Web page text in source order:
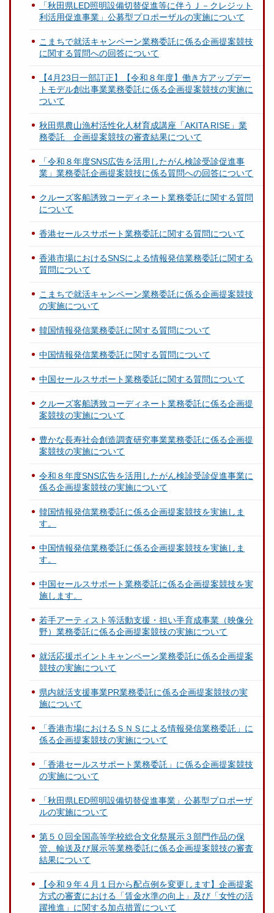
「秋田県LED照明設備切替促進等に伴うＪ－クレジット
利活用促進事業」公募型プロポーザルの実施について
こまちで就活キャンペーン業務委託に係る企画提案競技
に関する質問への回答について
【4月23日一部訂正】【令和８年度】働き方アップデー
トモデル創出事業業務委託に係る企画提案競技の実施に
ついて
秋田県農山漁村活性化人材育成講座「AKITA RISE」業
務委託 企画提案競技の審査結果について
「令和８年度SNS広告を活用したがん検診受診促進事
業」業務委託企画提案競技に係る質問への回答について
クルーズ客船誘致コーディネート業務委託に関する質問
について
香港セールスサポート業務委託に関する質問について
香港市場におけるSNSによる情報発信業務委託に関する
質問について
こまちで就活キャンペーン業務委託に係る企画提案競技
の実施について
韓国情報発信業務委託に関する質問について
中国情報発信業務委託に関する質問について
中国セールスサポート業務委託に関する質問について
クルーズ客船誘致コーディネート業務委託に係る企画提
案競技の実施について
豊かな長寿社会創造調査研究事業業務委託に係る企画提
案競技の実施について
令和８年度SNS広告を活用したがん検診受診促進事業に
係る企画提案競技の実施について
韓国情報発信業務委託に係る企画提案競技を実施しま
す。
中国情報発信業務委託に係る企画提案競技を実施しま
す。
中国セールスサポート業務委託に係る企画提案競技を実
施します。
若手アーティスト等活動支援・担い手育成事業（映像分
野）業務委託に係る企画提案競技の実施について
就活応援ポイントキャンペーン業務委託に係る企画提案
競技の実施について
県内就活支援事業PR業務委託に係る企画提案競技の実
施について
「香港市場におけるＳＮＳによる情報発信業務委託」に
係る企画提案競技の実施について
「香港セールスサポート業務委託」に係る企画提案競技
の実施について
「秋田県LED照明設備切替促進事業」公募型プロポーザ
ルの実施について
第５０回全国高等学校総合文化祭展示３部門作品の保
管、輸送及び展示等業務委託に係る企画提案競技の審査
結果について
【令和９年４月１日から配点例を変更します】企画提案
方式の審査における「賃金水準の向上」及び「女性の活
躍推進」に関する加点措置について